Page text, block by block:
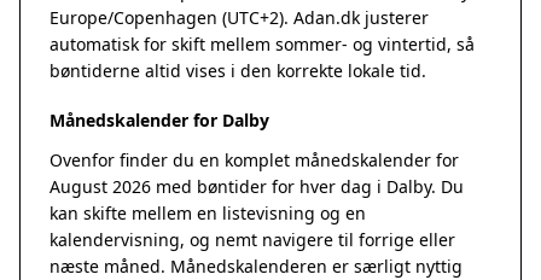
Europe/Copenhagen (UTC+2). Adan.dk justerer
automatisk for skift mellem sommer- og vintertid, så
bøntiderne altid vises i den korrekte lokale tid.
Månedskalender for Dalby
Ovenfor finder du en komplet månedskalender for
August 2026 med bøntider for hver dag i Dalby. Du
kan skifte mellem en listevisning og en
kalendervisning, og nemt navigere til forrige eller
næste måned. Månedskalenderen er særligt nyttig